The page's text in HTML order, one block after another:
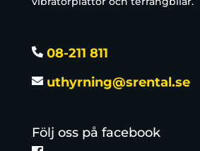
08-211 811
uthyrning@srental.se
Följ oss på facebook